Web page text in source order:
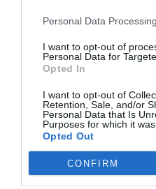
Personal Data
I want to opt-out of
Personal Data for
Opted In
I want to opt-out of
Retention, Sale, and/or
Personal Data that Is
Purposes for which it was
Opted Out
CONFIRM
Πρόσθεσε ένα
ΟΝΟΜΑ
ΤΙΤΛΟΣ
ΣΧΟΛΙΟ